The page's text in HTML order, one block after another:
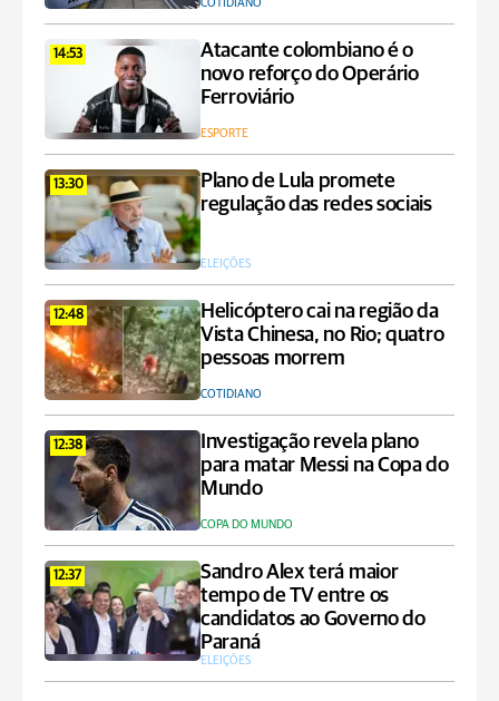
COTIDIANO
14:53
Atacante colombiano é o
novo reforço do Operário
Ferroviário
ESPORTE
13:30
Plano de Lula promete
regulação das redes sociais
ELEIÇÕES
12:48
Helicóptero cai na região da
Vista Chinesa, no Rio; quatro
pessoas morrem
COTIDIANO
12:38
Investigação revela plano
para matar Messi na Copa do
Mundo
COPA DO MUNDO
12:37
Sandro Alex terá maior
tempo de TV entre os
candidatos ao Governo do
Paraná
ELEIÇÕES